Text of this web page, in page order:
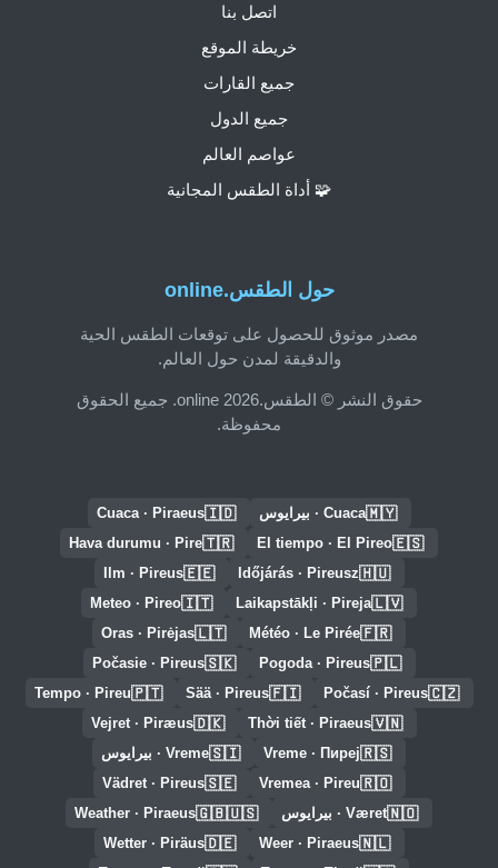
حول الطقس.online
مصدر موثوق للحصول على توقعات الطقس الحية
والدقيقة لمدن حول العالم.
حقوق النشر © الطقس.online 2026. جميع الحقوق
محفوظة.
اتصل بنا
خريطة الموقع
جميع القارات
جميع الدول
عواصم العالم
🧩 أداة الطقس المجانية
🇲🇾Cuaca · بيرايوس 🇮🇩
Cuaca · Piraeus
🇪🇸
El tiempo · El Pireo
🇹🇷
Hava durumu · Pire
🇭🇺
Időjárás · Pireusz
🇪🇪
Ilm · Pireus
🇱🇻
Laikapstākļi · Pireja
🇮🇹
Meteo · Pireo
🇫🇷
Météo · Le Pirée
🇱🇹
Oras · Pirėjas
🇵🇱
Pogoda · Pireus
🇸🇰
Počasie · Pireus
🇨🇿
Počasí · Pireus
🇫🇮
Sää · Pireus
🇵🇹
Tempo · Pireu
🇻🇳
Thời tiết · Piraeus
🇩🇰
Vejret · Piræus
🇷🇸
Vreme · Пиреј
🇸🇮Vreme · بيرايوس
🇷🇴
Vremea · Pireu
🇸🇪
Vädret · Pireus
🇳🇴Været · بيرايوس 🇬🇧🇺🇸
Weather · Piraeus
🇳🇱
Weer · Piraeus
🇩🇪
Wetter · Piräus